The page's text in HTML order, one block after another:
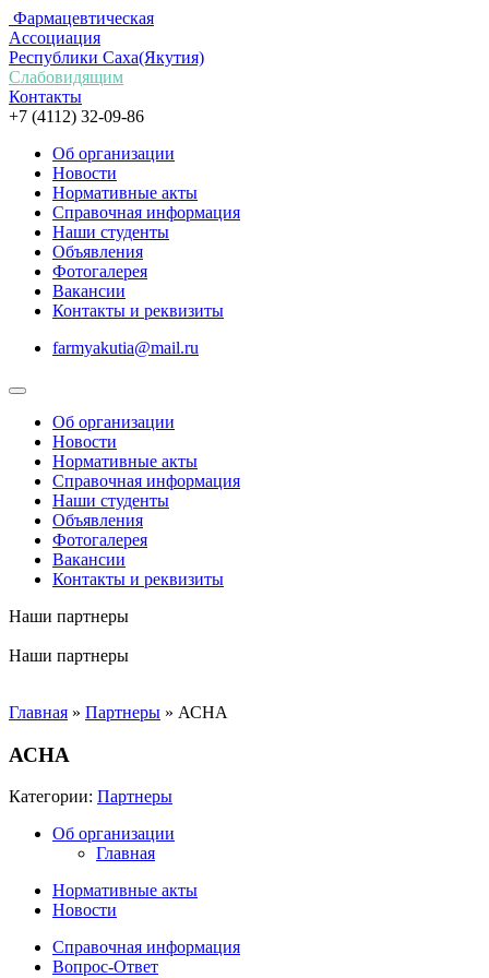
Фармацевтическая
Ассоциация
Республики Саха(Якутия)
Слабовидящим
Контакты
+7 (4112) 32-09-86
Об организации
Новости
Нормативные акты
Справочная информация
Наши студенты
Объявления
Фотогалерея
Вакансии
Контакты и реквизиты
farmyakutia@mail.ru
Об организации
Новости
Нормативные акты
Справочная информация
Наши студенты
Объявления
Фотогалерея
Вакансии
Контакты и реквизиты
Наши партнеры
Наши партнеры
Главная » Партнеры » АСНА
АСНА
Категории: Партнеры
Об организации
Главная
Нормативные акты
Новости
Справочная информация
Вопрос-Ответ